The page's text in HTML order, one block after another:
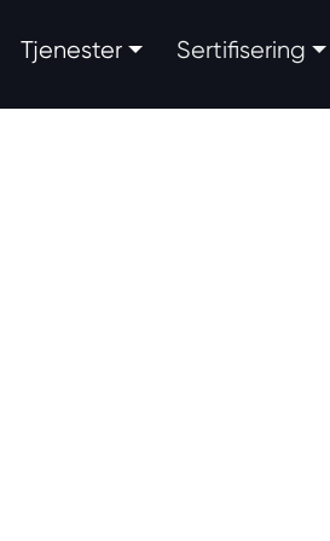
Tjenester Sertifisering